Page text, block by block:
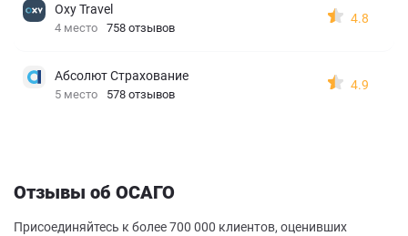
Oxy Travel
4 место 758 отзывов
4.8
Абсолют Страхование
5 место 578 отзывов
4.9
Отзывы об ОСАГО
Присоединяйтесь к более 700 000 клиентов, оценивших